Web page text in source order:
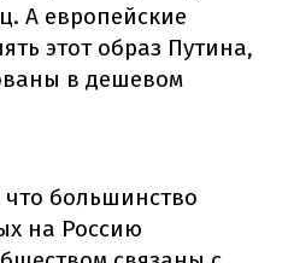
А европейские
этот образ Путина,
в дешевом
большинство
на Россию